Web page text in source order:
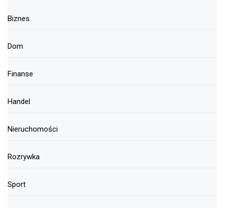
Biznes
Dom
Finanse
Handel
Nieruchomości
Rozrywka
Sport